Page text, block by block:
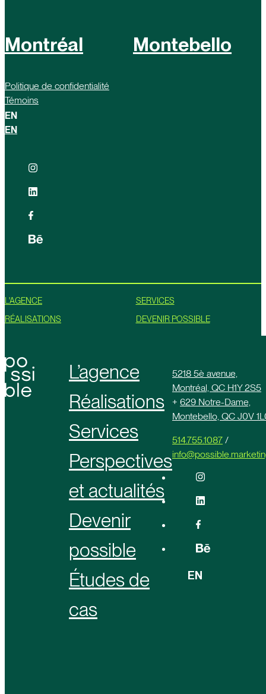
Montréal Montebello
Politique de confidentialité
Témoins
EN
EN
L'AGENCE
SERVICES
RÉALISATIONS
DEVENIR POSSIBLE
L’agence
Réalisations
Services
Perspectives
et actualités
Devenir
possible
Études de
cas
5218 5è avenue,
Montréal, QC H1Y 2S5
+ 629 Notre-Dame,
Montebello, QC J0V
514.755.1087 /
EN